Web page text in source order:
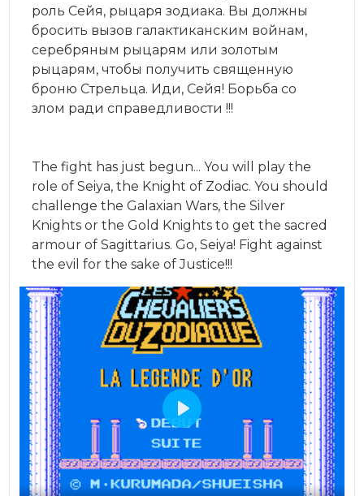
роль Сейя, рыцаря зодиака. Вы должны
бросить вызов галактиканским войнам,
серебряным рыцарям или золотым
рыцарям, чтобы получить священную
броню Стрельца. Иди, Сейя! Борьба со
злом ради справедливости !!!
The fight has just begun... You will play the
role of Seiya, the Knight of Zodiac. You should
challenge the Galaxian Wars, the Silver
Knights or the Gold Knights to get the sacred
armour of Sagittarius. Go, Seiya! Fight against
the evil for the sake of Justice!!!
Play